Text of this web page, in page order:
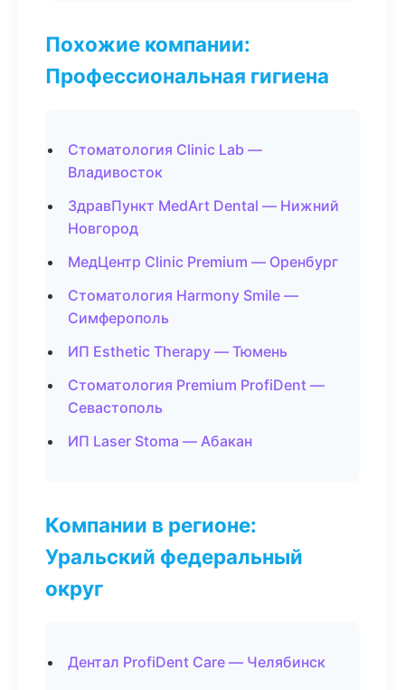
Похожие компании:
Профессиональная гигиена
Стоматология Clinic Lab —
Владивосток
ЗдравПункт MedArt Dental — Нижний
Новгород
МедЦентр Clinic Premium — Оренбург
Стоматология Harmony Smile —
Симферополь
ИП Esthetic Therapy — Тюмень
Стоматология Premium ProfiDent —
Севастополь
ИП Laser Stoma — Абакан
Компании в регионе:
Уральский федеральный
округ
Дентал ProfiDent Care — Челябинск